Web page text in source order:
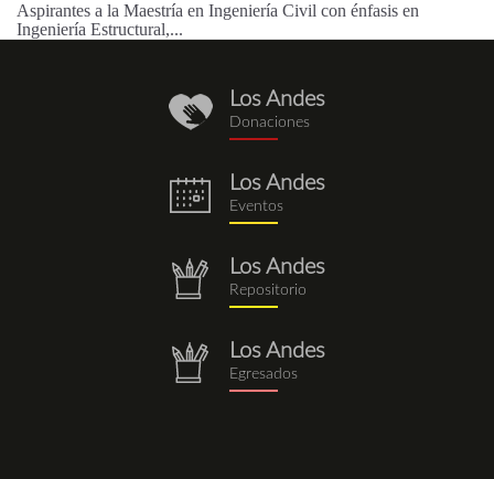
Aspirantes a la Maestría en Ingeniería Civil con énfasis en
Ingeniería Estructural,...
donaciones.png
Los Andes
Donaciones
eventos.png
Los Andes
Eventos
repositorio.png
Los Andes
Repositorio
repositorio.png
Los Andes
Egresados